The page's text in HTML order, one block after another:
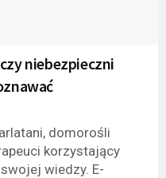
niebezpieczni
domorośli
korzystający
wiedzy. E-